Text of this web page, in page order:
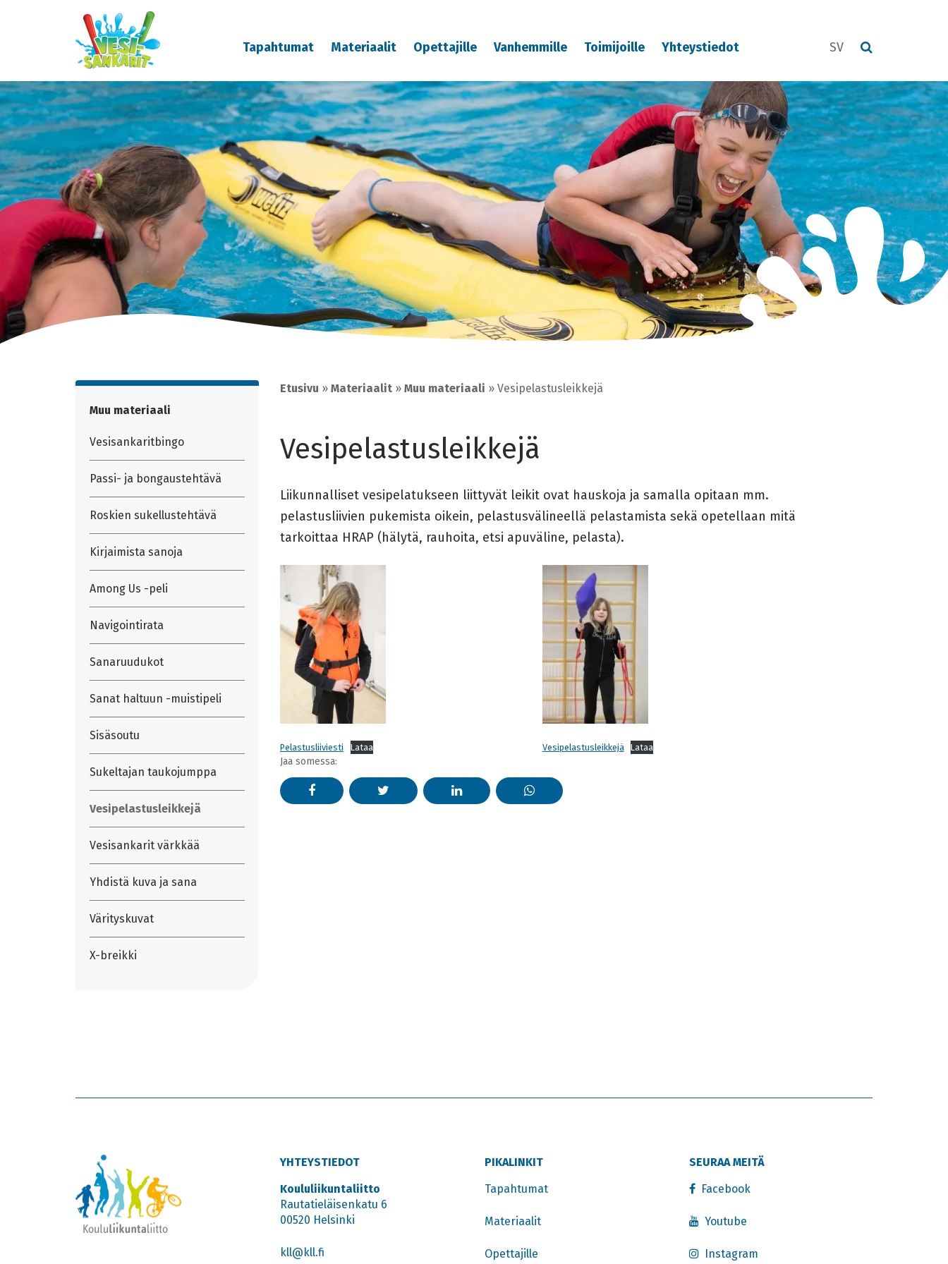
Tapahtumat Materiaalit Opettajille Vanhemmille Toimijoille Yhteystiedot SV
Muu materiaali
Vesisankaritbingo
Passi- ja bongaustehtävä
Roskien sukellustehtävä
Kirjaimista sanoja
Among Us -peli
Navigointirata
Sanaruudukot
Sanat haltuun -muistipeli
Sisäsoutu
Sukeltajan taukojumppa
Vesipelastusleikkejä
Vesisankarit värkkää
Yhdistä kuva ja sana
Värityskuvat
X-breikki
Etusivu » Materiaalit » Muu materiaali » Vesipelastusleikkejä
Vesipelastusleikkejä
Liikunnalliset vesipelatukseen liittyvät leikit ovat hauskoja ja samalla opitaan mm.
pelastusliivien pukemista oikein, pelastusvälineellä pelastamista sekä opetellaan mitä
tarkoittaa HRAP (hälytä, rauhoita, etsi apuväline, pelasta).
Pelastusliiviesti Lataa Vesipelastusleikkejä Lataa
Jaa somessa:
YHTEYSTIEDOT
Koululiikuntaliitto
Rautatieläisenkatu 6
00520 Helsinki
kll@kll.fi
PIKALINKIT
Tapahtumat
Materiaalit
Opettajille
SEURAA MEITÄ
Facebook
Youtube
Instagram